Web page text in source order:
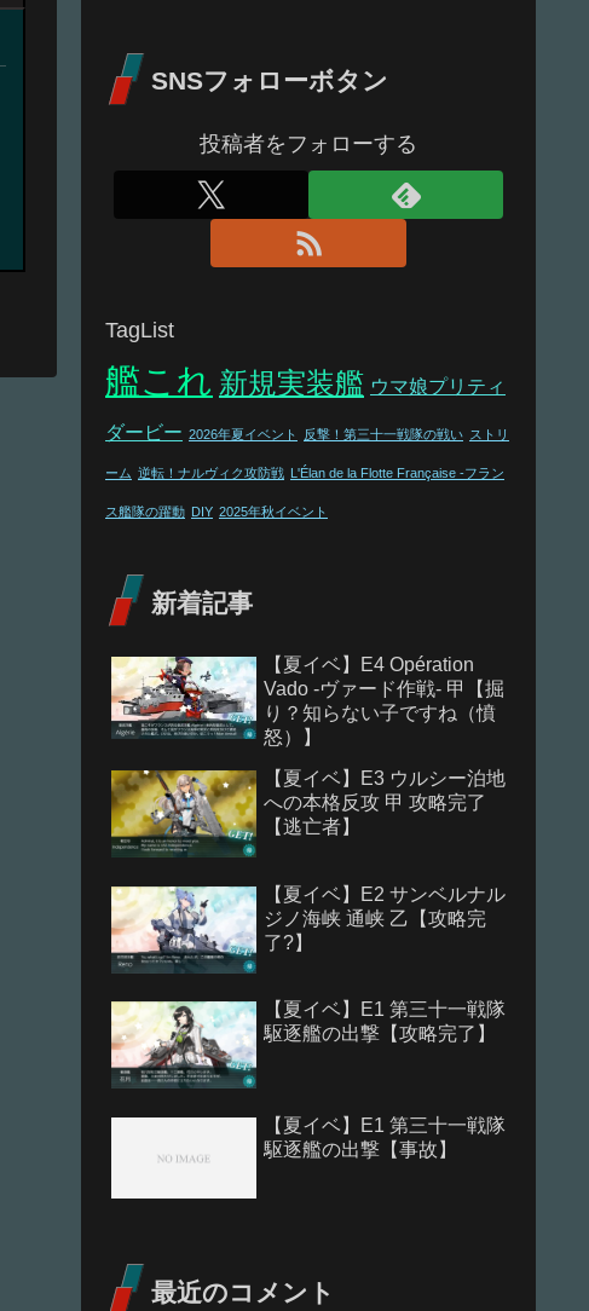
SNSフォローボタン
投稿者をフォローする
TagList
艦これ 新規実装艦 ウマ娘プリティ
ダービー 2026年夏イベント 反撃！第三十一戦隊の戦い ストリ
ーム 逆転！ナルヴィク攻防戦 L'Élan de la Flotte Française -フラン
ス艦隊の躍動 DIY 2025年秋イベント
新着記事
【夏イベ】E4 Opération
Vado -ヴァード作戦- 甲【掘
り？知らない子ですね（憤
怒）】
【夏イベ】E3 ウルシー泊地
への本格反攻 甲 攻略完了
【逃亡者】
【夏イベ】E2 サンベルナル
ジノ海峡 通峡 乙【攻略完
了?】
【夏イベ】E1 第三十一戦隊
駆逐艦の出撃【攻略完了】
【夏イベ】E1 第三十一戦隊
駆逐艦の出撃【事故】
最近のコメント